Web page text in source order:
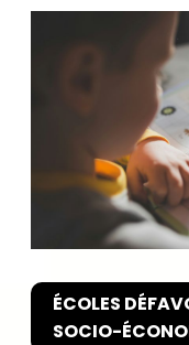
ÉCOLES
SOCIO-